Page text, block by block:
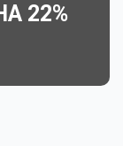
22%